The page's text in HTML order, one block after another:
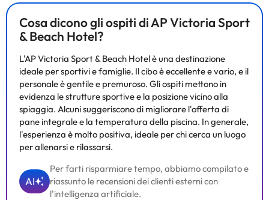
Cosa dicono gli ospiti di AP Victoria Sport
& Beach Hotel?
L'AP Victoria Sport & Beach Hotel è una destinazione
ideale per sportivi e famiglie. Il cibo è eccellente e vario, e il
personale è gentile e premuroso. Gli ospiti mettono in
evidenza le strutture sportive e la posizione vicino alla
spiaggia. Alcuni suggeriscono di migliorare l'offerta di
pane integrale e la temperatura della piscina. In generale,
l'esperienza è molto positiva, ideale per chi cerca un luogo
per allenarsi e rilassarsi.
AI
Per farti risparmiare tempo, abbiamo compilato e
riassunto le recensioni dei clienti esterni con
l'intelligenza artificiale.